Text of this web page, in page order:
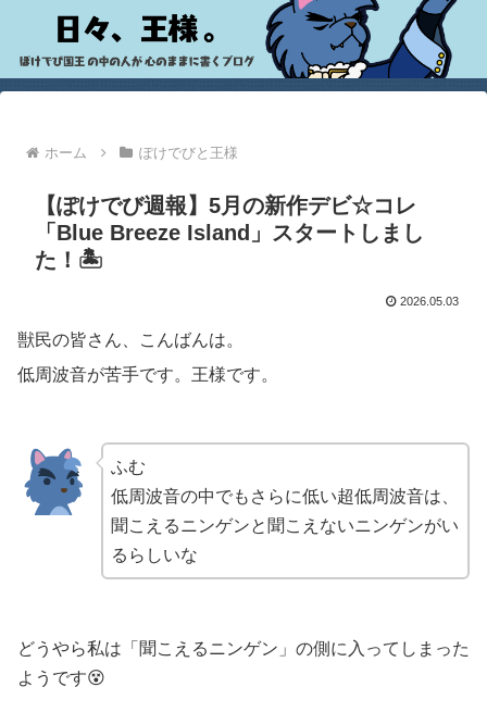
ホーム ぽけでびと王様
【ぽけでび週報】5月の新作デビ☆コレ
「Blue Breeze Island」スタートしまし
た！🏝️
2026.05.03
獣民の皆さん、こんばんは。
低周波音が苦手です。王様です。
ふむ
低周波音の中でもさらに低い超低周波音は、
聞こえるニンゲンと聞こえないニンゲンがい
るらしいな
どうやら私は「聞こえるニンゲン」の側に入ってしまった
ようです😵